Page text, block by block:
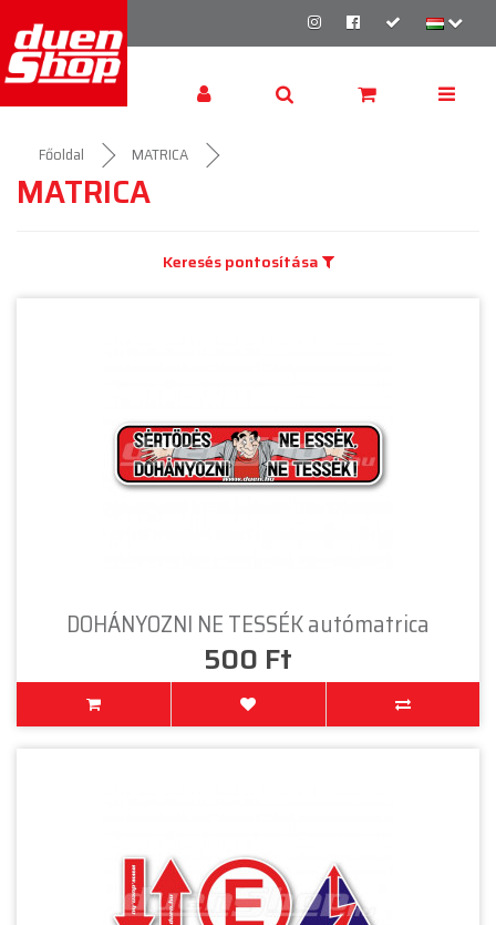
Főoldal MATRICA
MATRICA
Keresés pontosítása
DOHÁNYOZNI NE TESSÉK autómatrica
500 Ft